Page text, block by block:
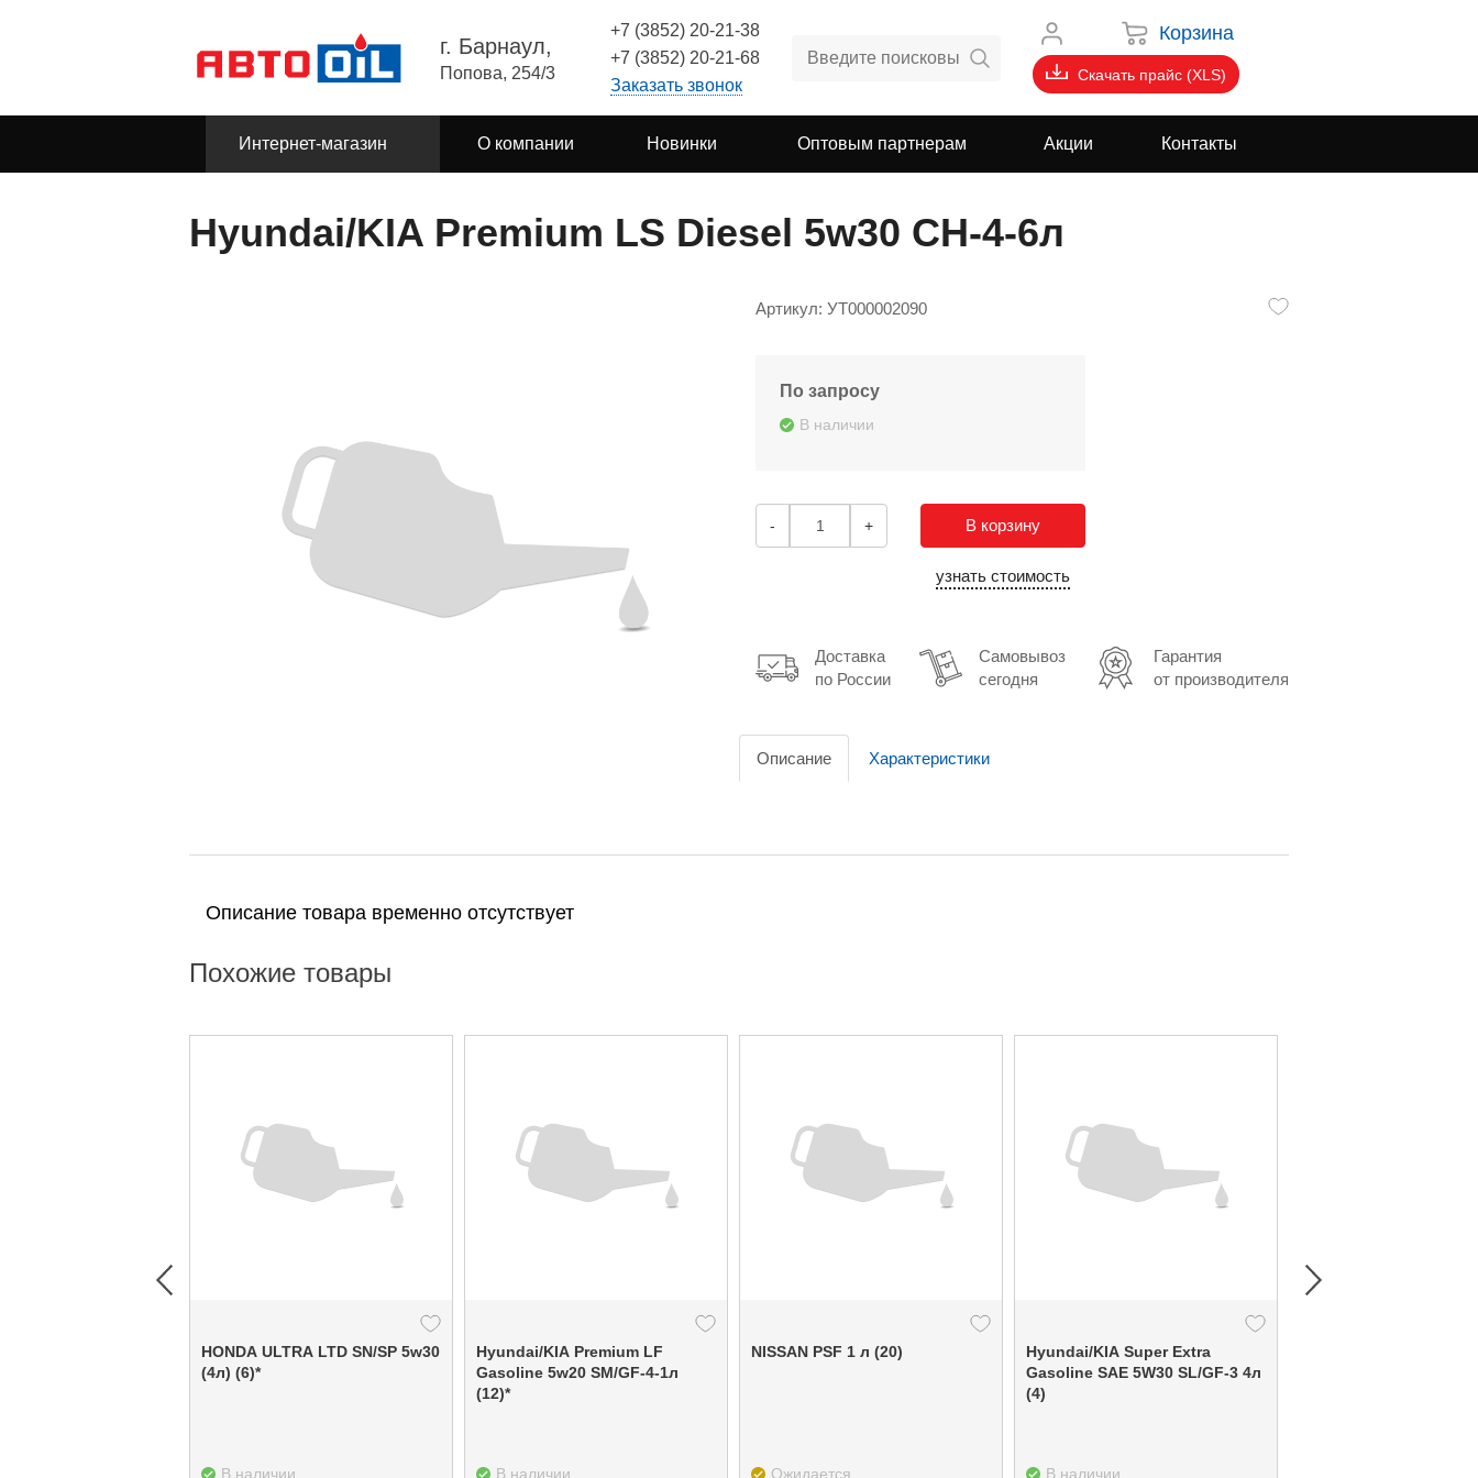
г. Барнаул,
Попова, 254/3
+7 (3852) 20-21-38
+7 (3852) 20-21-68
Заказать звонок
Корзина
Скачать прайс (XLS)
Интернет-магазин О компании Новинки Оптовым партнерам Акции Контакты
Hyundai/KIA Premium LS Diesel 5w30 CH-4-6л
Артикул: УТ000002090
По запросу
В наличии
- + В корзину
узнать стоимость
Доставка
по России
Самовывоз
сегодня
Гарантия
от производителя
Описание Характеристики
Описание товара временно отсутствует
Похожие товары
HONDA ULTRA LTD SN/SP 5w30
(4л) (6)*
В наличии
Hyundai/KIA Premium LF
Gasoline 5w20 SM/GF-4-1л
(12)*
В наличии
NISSAN PSF 1 л (20)
Ожидается
Hyundai/KIA Super Extra
Gasoline SAE 5W30 SL/GF-3 4л
(4)
В наличии